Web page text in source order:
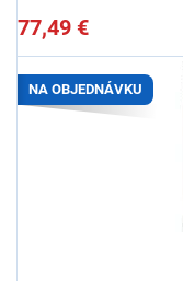
77,49 €
NA OBJEDNÁVKU